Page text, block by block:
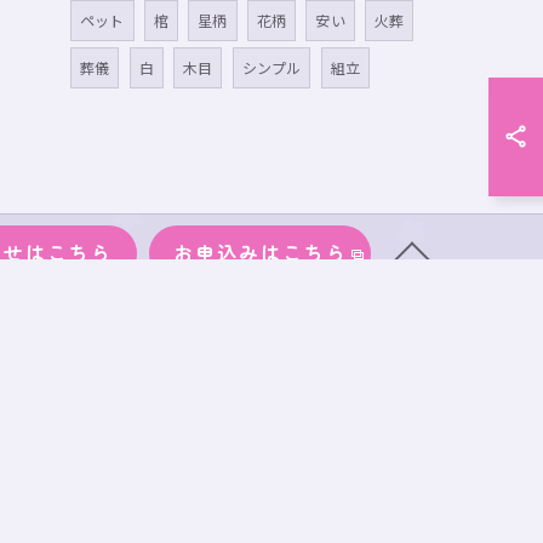
ペット 棺 星柄 花柄 安い 火葬
葬儀 白 木目 シンプル 組立
はこちら お申込みはこちら